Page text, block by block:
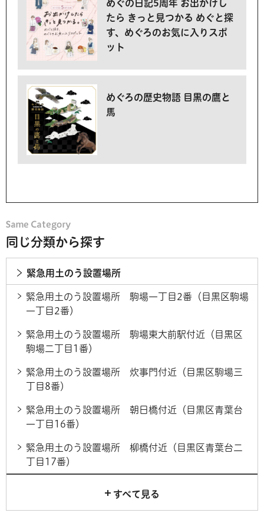
めぐの日記5周年 お出かけし
たら きっと見つかる めぐと探
す、めぐろのお気に入りスポ
ット
めぐろの歴史物語 目黒の鷹と
馬
同じ分類から探す
緊急用土のう設置場所
緊急用土のう設置場所 駒場一丁目2番（目黒区駒場
一丁目2番）
緊急用土のう設置場所 駒場東大前駅付近（目黒区
駒場二丁目1番）
緊急用土のう設置場所 炊事門付近（目黒区駒場三
丁目8番）
緊急用土のう設置場所 朝日橋付近（目黒区青葉台
一丁目16番）
緊急用土のう設置場所 柳橋付近（目黒区青葉台二
丁目17番）
すべて見る